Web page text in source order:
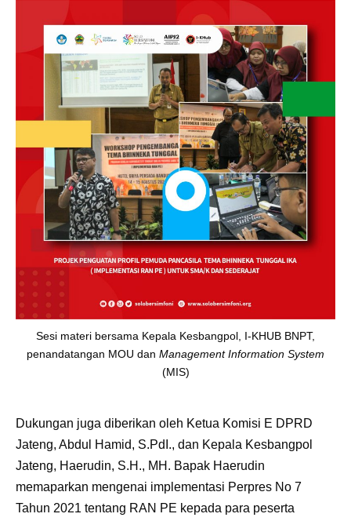
Sesi materi bersama Kepala Kesbangpol, I-KHUB BNPT,
penandatangan MOU dan Management Information System
(MIS)
Dukungan juga diberikan oleh Ketua Komisi E DPRD
Jateng, Abdul Hamid, S.PdI., dan Kepala Kesbangpol
Jateng, Haerudin, S.H., MH. Bapak Haerudin
memaparkan mengenai implementasi Perpres No 7
Tahun 2021 tentang RAN PE kepada para peserta